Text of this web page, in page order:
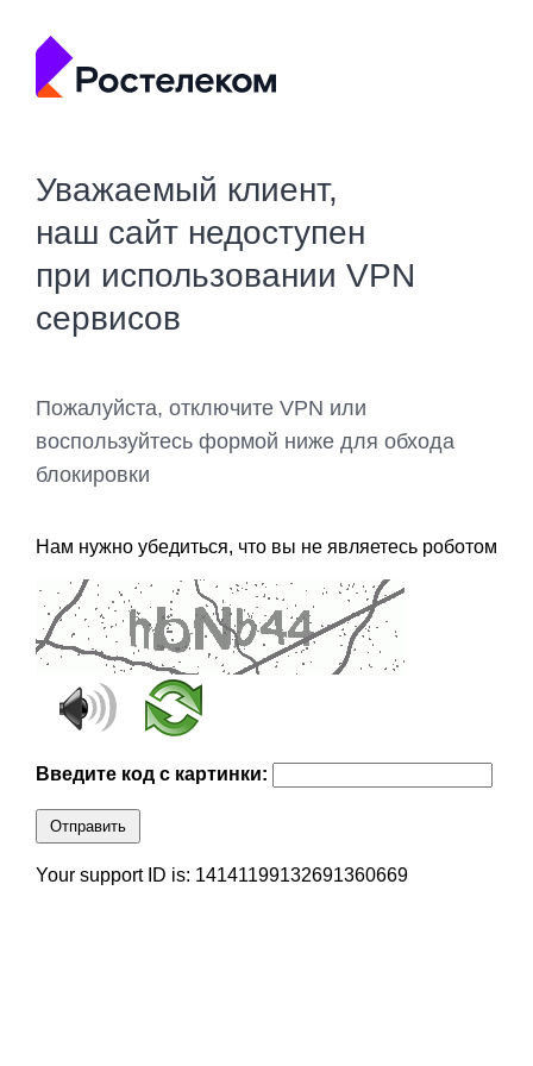
Уважаемый клиент,
наш сайт недоступен
при использовании VPN
сервисов
Пожалуйста, отключите VPN или
воспользуйтесь формой ниже для обхода
блокировки
Нам нужно убедиться, что вы не являетесь роботом
Введите код с картинки:
Отправить
Your support ID is: 14141199132691360669